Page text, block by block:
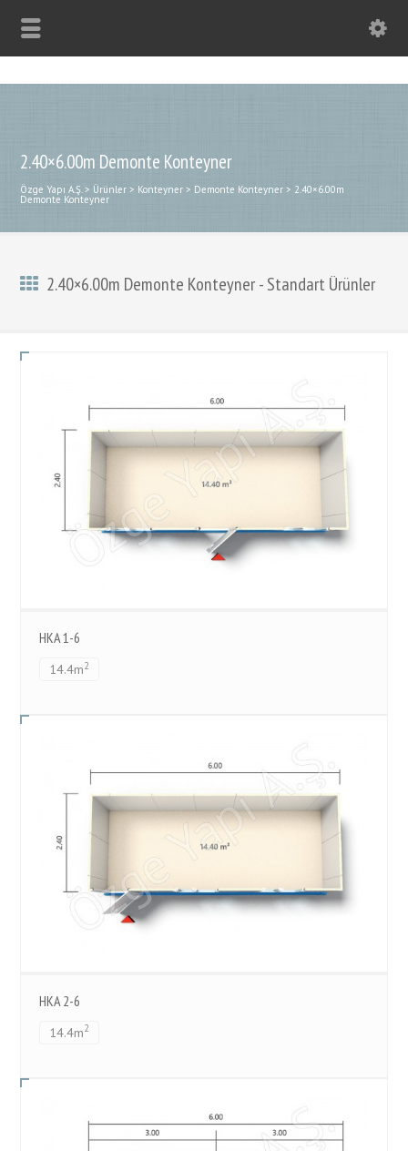
2.40×6.00m Demonte Konteyner
Özge Yapı A.Ş.> Ürünler > Konteyner > Demonte Konteyner > 2.40×6.00m
Demonte Konteyner
2.40×6.00m Demonte Konteyner - Standart Ürünler
HKA 1-6
14.4m2
HKA 2-6
14.4m2